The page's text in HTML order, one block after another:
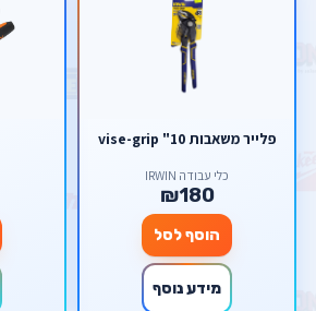
פלייר משאבות 10" vise-grip
כלי עבודה IRWIN
₪180
הוסף לסל
מידע נוסף